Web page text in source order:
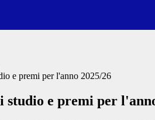
e premi per l'anno 2025/26
studio e premi per